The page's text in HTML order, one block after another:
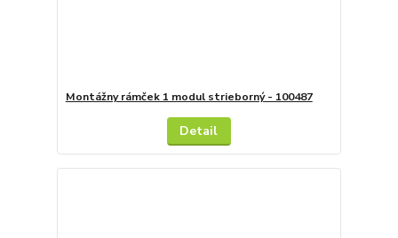
Montážny rámček 1 modul strieborný - 100487
Detail